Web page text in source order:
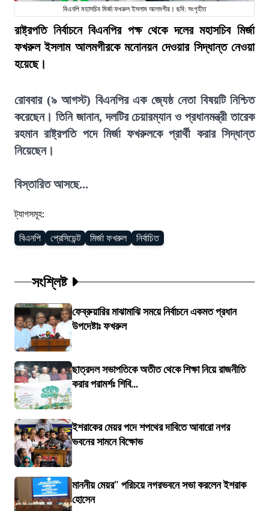
বিএনপি মহাসচিব মির্জা ফখরুল ইসলাম আলমগীর। ছবি: সংগৃহীত
রাষ্ট্রপতি নির্বাচনে বিএনপির পক্ষ থেকে দলের মহাসচিব মির্জা
ফখরুল ইসলাম আলমগীরকে মনোনয়ন দেওয়ার সিদ্ধান্ত নেওয়া
হয়েছে।
রোববার (৯ আগস্ট) বিএনপির এক জ্যেষ্ঠ নেতা বিষয়টি নিশ্চিত
করেছেন। তিনি জানান, দলটির চেয়ারম্যান ও প্রধানমন্ত্রী তারেক
রহমান রাষ্ট্রপতি পদে মির্জা ফখরুলকে প্রার্থী করার সিদ্ধান্ত
নিয়েছেন।
বিস্তারিত আসছে...
ট্যাগসমূহ:
বিএনপি প্রেসিডেন্ট মির্জা ফখরুল নির্বাচিত
সংশ্লিষ্ট
ফেব্রুয়ারির মাঝামাঝি সময়ে নির্বাচনে একমত প্রধান
উপদেষ্টাঃ ফখরুল
ছাত্রদল সভাপতিকে অতীত থেকে শিক্ষা নিয়ে রাজনীতি
করার পরামর্শঃ শিবি...
ইশরাকের মেয়র পদে শপথের দাবিতে আবারো নগর
ভবনের সামনে বিক্ষোভ
মাননীয় মেয়র" পরিচয়ে নগরভবনে সভা করলেন ইশরাক
হোসেন